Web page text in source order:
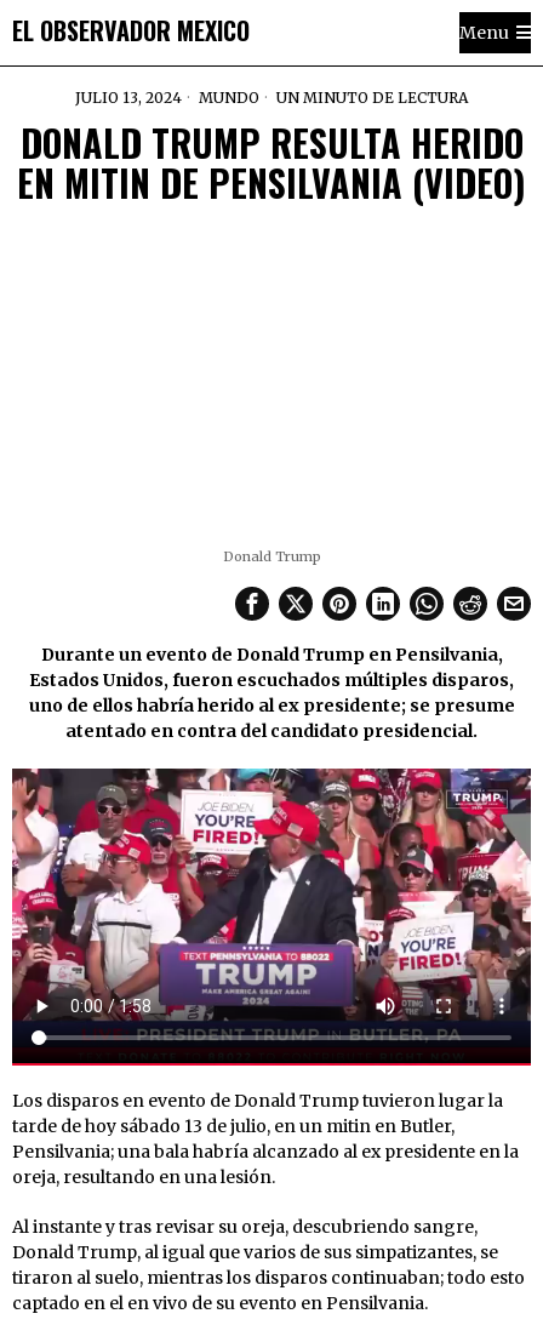
EL OBSERVADOR MEXICO Menu
JULIO 13, 2024 MUNDO UN MINUTO DE LECTURA
DONALD TRUMP RESULTA HERIDO
EN MITIN DE PENSILVANIA (VIDEO)
Donald Trump
Durante un evento de Donald Trump en Pensilvania,
Estados Unidos, fueron escuchados múltiples disparos,
uno de ellos habría herido al ex presidente; se presume
atentado en contra del candidato presidencial.
Los disparos en evento de Donald Trump tuvieron lugar la
tarde de hoy sábado 13 de julio, en un mitin en Butler,
Pensilvania; una bala habría alcanzado al ex presidente en la
oreja, resultando en una lesión.
Al instante y tras revisar su oreja, descubriendo sangre,
Donald Trump, al igual que varios de sus simpatizantes, se
tiraron al suelo, mientras los disparos continuaban; todo esto
captado en el en vivo de su evento en Pensilvania.